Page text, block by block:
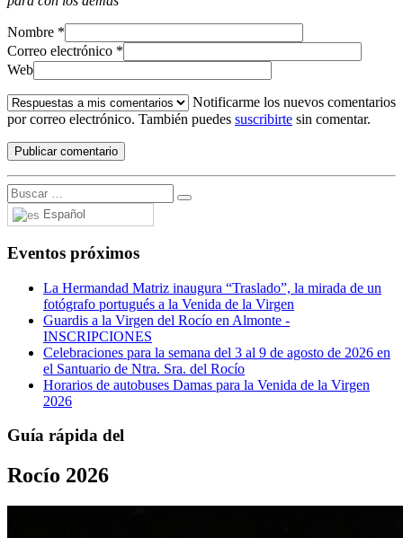
Nombre *
Correo electrónico *
Web
Notificarme los nuevos comentarios
por correo electrónico. También puedes suscribirte sin comentar.
Español
Eventos próximos
La Hermandad Matriz inaugura “Traslado”, la mirada de un
fotógrafo portugués a la Venida de la Virgen
Guardis a la Virgen del Rocío en Almonte -
INSCRIPCIONES
Celebraciones para la semana del 3 al 9 de agosto de 2026 en
el Santuario de Ntra. Sra. del Rocío
Horarios de autobuses Damas para la Venida de la Virgen
2026
Guía rápida del
Rocío 2026